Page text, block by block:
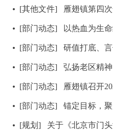
[其他文件] 雁翅镇第四次
[部门动态] 以热血为生
[部门动态] 研值打底、言
[部门动态] 弘扬老区精神
[部门动态] 雁翅镇召开
[部门动态] 锚定目标，聚力
[规划] 关于《北京市门头沟